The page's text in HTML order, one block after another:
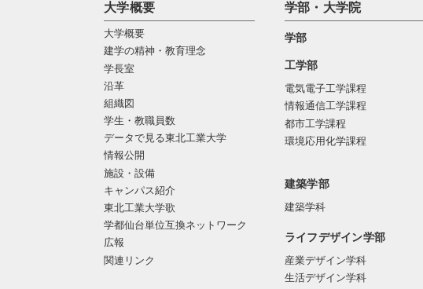
大学概要
大学概要
建学の精神・教育理念
学長室
沿革
組織図
学生・教職員数
データで見る東北工業大学
情報公開
施設・設備
キャンパス紹介
東北工業大学歌
学都仙台単位互換ネットワーク
広報
関連リンク
学部・大学院
学部
工学部
電気電子工学課程
情報通信工学課程
都市工学課程
環境応用化学課程
建築学部
建築学科
ライフデザイン学部
産業デザイン学科
生活デザイン学科